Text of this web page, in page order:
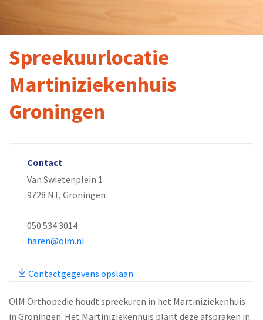
Spreekuurlocatie
Martiniziekenhuis
Groningen
Contact
Van Swietenplein 1
9728 NT, Groningen
050 534 3014
haren@oim.nl
Contactgegevens opslaan
OIM Orthopedie houdt spreekuren in het Martiniziekenhuis
in Groningen. Het Martiniziekenhuis plant deze afspraken in.